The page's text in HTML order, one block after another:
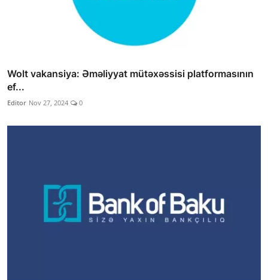
Wolt vakansiya: Əməliyyat mütəxəssisi platformasının
ef...
Editor Nov 27, 2024 0